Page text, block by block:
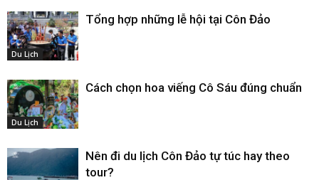
Du Lịch
Tổng hợp những lễ hội tại Côn Đảo
Du Lịch
Cách chọn hoa viếng Cô Sáu đúng chuẩn
Nên đi du lịch Côn Đảo tự túc hay theo
tour?